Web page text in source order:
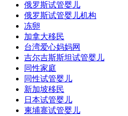
俄罗斯试管婴儿
俄罗斯试管婴儿机构
冻卵
加拿大移民
台湾爱心妈妈网
吉尔吉斯斯坦试管婴儿
同性家庭
同性试管婴儿
新加坡移民
日本试管婴儿
柬埔寨试管婴儿